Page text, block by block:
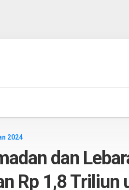
2024
dan
Rp 1,8 Triliun